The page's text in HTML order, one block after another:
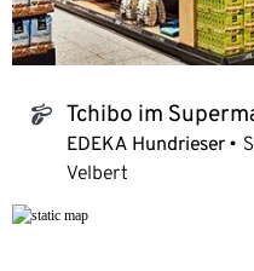
tchibo_logo Tchibo im
EDEKA Hundrieser
Velbert